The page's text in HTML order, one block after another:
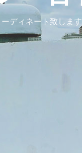
ディネート致しま